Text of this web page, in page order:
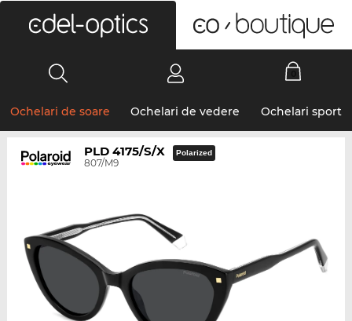
Ochelari de soare Ochelari de vedere Ochelari sport
PLD 4175/S/X
807/M9
Polarized